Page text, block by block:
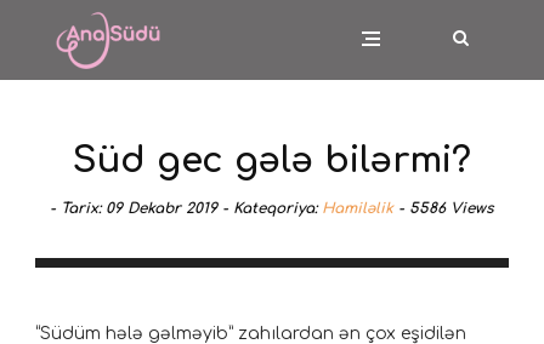
Süd gec gələ bilərmi?
- Tarix: 09 Dekabr 2019 - Kateqoriya: Hamiləlik- 5586 Views
“Südüm hələ gəlməyib” zahılardan ən çox eşidilən